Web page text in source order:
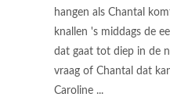
hangen als Chantal
knallen 's middags de
dat gaat tot diep in de
vraag of Chantal dat
Caroline ...